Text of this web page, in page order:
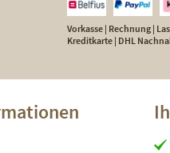
Vorkasse | Rechnung |
Kreditkarte | DHL